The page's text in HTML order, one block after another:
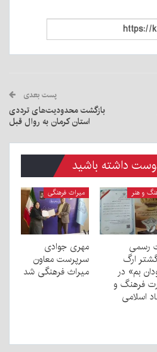
پست بعدی
بازگشت محدودیت‌های ترددی
استان کرمان به روال قبل
داشته باشید
و هنر
رسمی
ارگ
بم» در
فرهنگ و
اسلامی
میراث فرهنگی
مهری جوادی
سرپرست معاون
میراث فرهنگی شد